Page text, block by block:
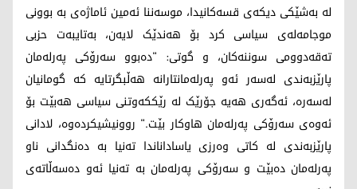
لە بەشێکی دیکەی قسەکانیدا، موسەننا ئەمین ئاماژەی بە بوونی
موجامەلەی سیاسی کرد بۆ هەندێک لایەن، بەتایبەت حزبی
تەقەدوومی سوننەکان، و گوتی: "دەبوو سەرۆکی پەرلەمان
پارێزبەندی لەسەر ئەو پەرلەمانتارانە هەڵبگرتایە کە گومانیان
لەسەرە، ئەگەری هەیە جۆرێک لە رێککەوتنی سیاسی هەبێت بۆ
ئەوەی سەرۆکی پەرلەمان هاوکار بێت." روونیشیکردەوە، لادانی
پارێزبەندی لە کاتی وەرزی یاساداناندا تەنیا بە دەنگدانی ناو
پەرلەمان دەبێت و سەرۆکی پەرلەمان بە تەنیا ئەو دەسەڵاتەی